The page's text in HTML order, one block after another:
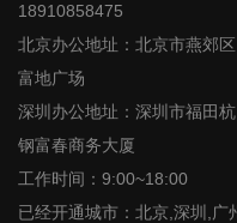
18910858475
北京办公地址：北京市燕郊区
富地广场
深圳办公地址：深圳市福田杭
钢富春商务大厦
工作时间：9:00~18:00
已经开通城市：北京,深圳,广